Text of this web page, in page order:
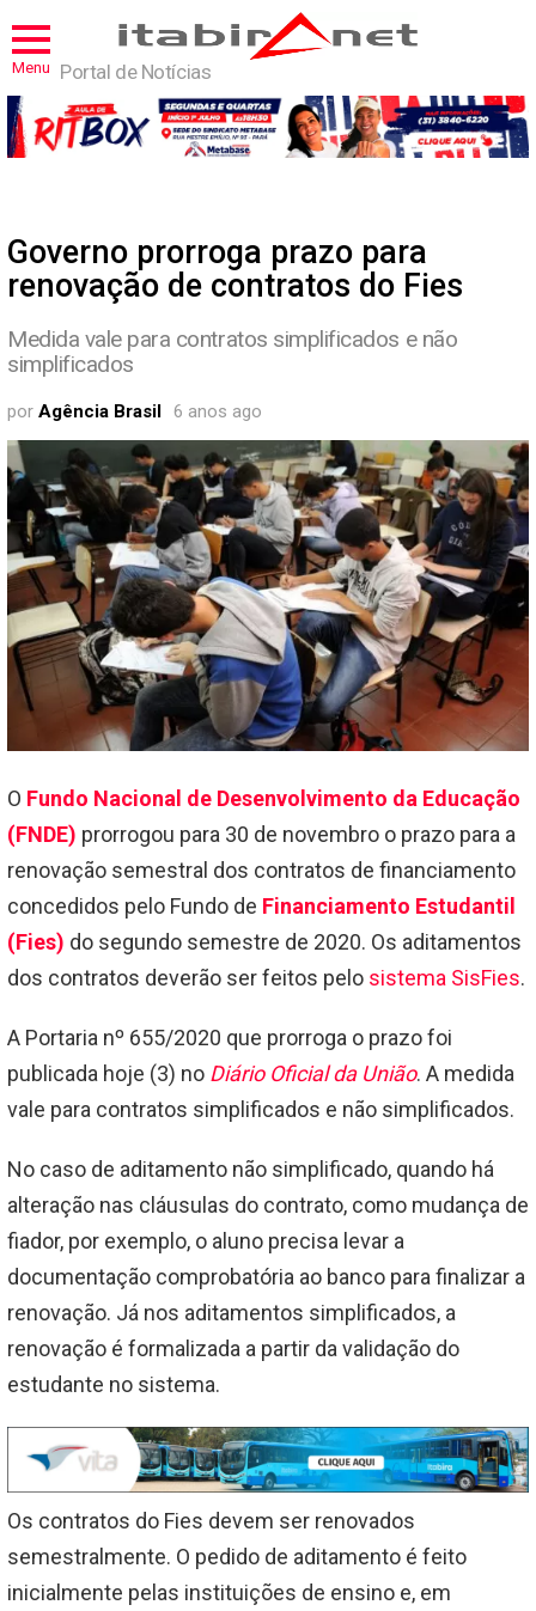
Menu Portal de Notícias
Governo prorroga prazo para
renovação de contratos do Fies
Medida vale para contratos simplificados e não
simplificados
por Agência Brasil 6 anos ago
O Fundo Nacional de Desenvolvimento da Educação
(FNDE) prorrogou para 30 de novembro o prazo para a
renovação semestral dos contratos de financiamento
concedidos pelo Fundo de Financiamento Estudantil
(Fies) do segundo semestre de 2020. Os aditamentos
dos contratos deverão ser feitos pelo sistema SisFies.
A Portaria nº 655/2020 que prorroga o prazo foi
publicada hoje (3) no Diário Oficial da União. A medida
vale para contratos simplificados e não simplificados.
No caso de aditamento não simplificado, quando há
alteração nas cláusulas do contrato, como mudança de
fiador, por exemplo, o aluno precisa levar a
documentação comprobatória ao banco para finalizar a
renovação. Já nos aditamentos simplificados, a
renovação é formalizada a partir da validação do
estudante no sistema.
Os contratos do Fies devem ser renovados
semestralmente. O pedido de aditamento é feito
inicialmente pelas instituições de ensino e, em